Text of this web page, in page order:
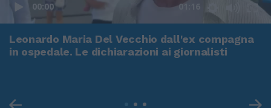
00:00 01:16
Leonardo Maria Del Vecchio dall'ex compagna
in ospedale. Le dichiarazioni ai giornalisti